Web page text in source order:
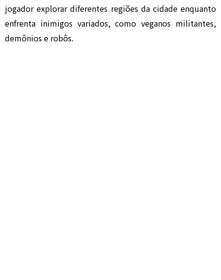
jogador explorar diferentes regiões da cidade enquanto
enfrenta inimigos variados, como veganos militantes,
demônios e robôs.